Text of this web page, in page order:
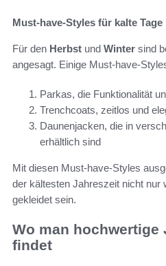
Must-have-Styles für kalte Tage
Für den Herbst und Winter sind
angesagt. Einige Must-have-
Parkas, die Funktionalität
Trenchcoats, zeitlos und
Daunenjacken, die in
erhältlich sind
Mit diesen Must-have-Styles
der kältesten Jahreszeit nicht nur
gekleidet sein.
Wo man hochwertige
findet